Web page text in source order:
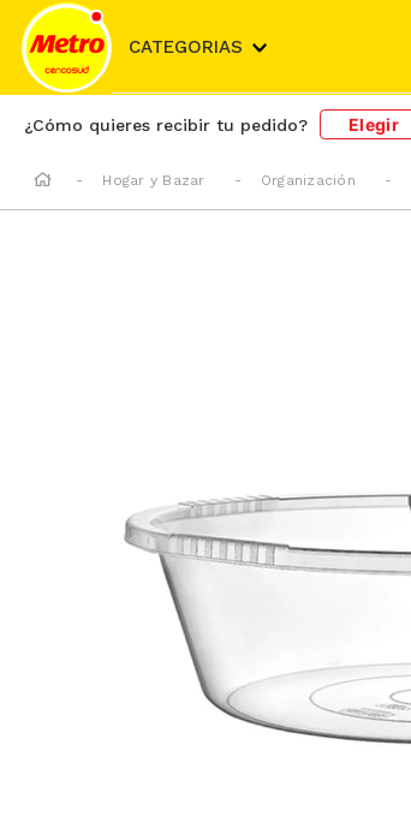
CATEGORIAS
¿Cómo quieres recibir tu pedido? Elegir
Hogar y Bazar Organización